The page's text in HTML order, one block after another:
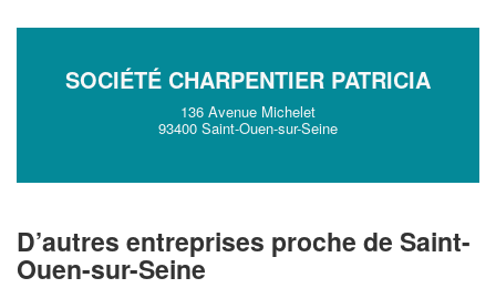
SOCIÉTÉ CHARPENTIER PATRICIA
136 Avenue Michelet
93400 Saint-Ouen-sur-Seine
D’autres entreprises proche de Saint-
Ouen-sur-Seine